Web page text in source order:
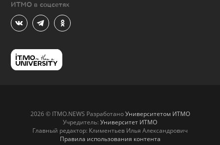
ИТМО в соцсетях
2026 © ITMO.NEWS РазработаноУниверситетом ИТМО
Учредитель: Университет ИТМО
Главный редактор: Климентьев Илья Александрович
Правила использования контента